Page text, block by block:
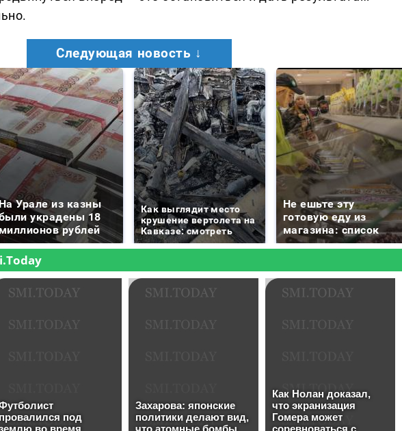
Следующая новость ↓
На Урале из казны
украдены 18
миллионов рублей
Как выглядит место
крушение вертолета на
Кавказе: смотреть
Не ешьте эту
готовую еду из
магазина: список